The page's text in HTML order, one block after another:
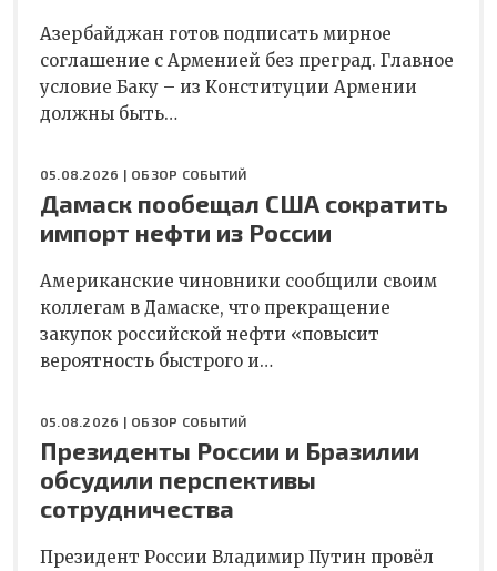
Азербайджан готов подписать мирное
соглашение с Арменией без преград. Главное
условие Баку – из Конституции Армении
должны быть…
05.08.2026 | ОБЗОР СОБЫТИЙ
Дамаск пообещал США сократить
импорт нефти из России
Американские чиновники сообщили своим
коллегам в Дамаске, что прекращение
закупок российской нефти «повысит
вероятность быстрого и…
05.08.2026 | ОБЗОР СОБЫТИЙ
Президенты России и Бразилии
обсудили перспективы
сотрудничества
Президент России Владимир Путин провёл